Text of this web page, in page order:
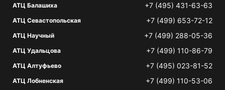
АТЦ Балашиха +7 (495) 431-63-63
АТЦ Севастопольская +7 (499) 653-72-12
АТЦ Научный +7 (499) 288-05-36
АТЦ Удальцова +7 (499) 110-86-79
АТЦ Алтуфьево +7 (495) 023-81-52
АТЦ Лобненская +7 (499) 110-53-06